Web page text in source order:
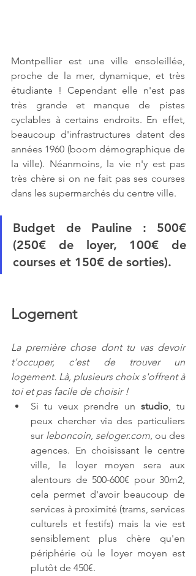
Montpellier est une ville ensoleillée,
proche de la mer, dynamique, et très
étudiante ! Cependant elle n'est pas
très grande et manque de pistes
cyclables à certains endroits. En effet,
beaucoup d'infrastructures datent des
années 1960 (boom démographique de
la ville). Néanmoins, la vie n'y est pas
très chère si on ne fait pas ses courses
dans les supermarchés du centre ville.
Budget de Pauline : 500€
(250€ de loyer, 100€ de
courses et 150€ de sorties).
Logement
La première chose dont tu vas devoir
t'occuper, c'est de trouver un
logement. Là, plusieurs choix s'offrent à
toi et pas facile de choisir !
Si tu veux prendre un studio, tu
peux chercher via des particuliers
sur leboncoin, seloger.com, ou des
agences. En choisissant le centre
ville, le loyer moyen sera aux
alentours de 500-600€ pour 30m2,
cela permet d'avoir beaucoup de
services à proximité (trams, services
culturels et festifs) mais la vie est
sensiblement plus chère qu'en
périphérie où le loyer moyen est
plutôt de 450€.